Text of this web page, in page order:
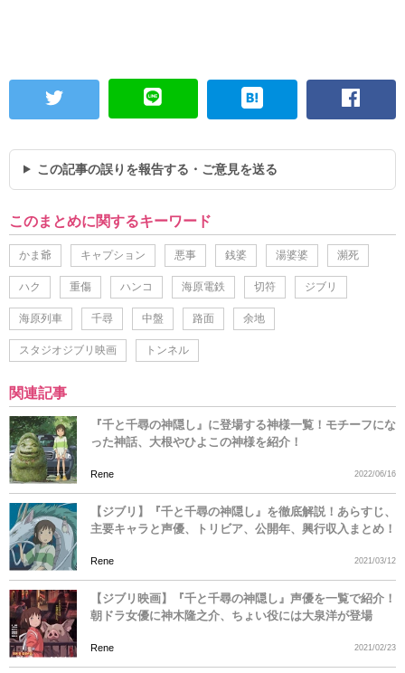
この記事の誤りを報告する・ご意見を送る
このまとめに関するキーワード
かま爺 キャプション 悪事 銭婆 湯婆婆 瀕死
ハク 重傷 ハンコ 海原電鉄 切符 ジブリ
海原列車 千尋 中盤 路面 余地
スタジオジブリ映画 トンネル
関連記事
『千と千尋の神隠し』に登場する神様一覧！モチーフにな
った神話、大根やひよこの神様を紹介！
Rene 2022/06/16
【ジブリ】『千と千尋の神隠し』を徹底解説！あらすじ、
主要キャラと声優、トリビア、公開年、興行収入まとめ！
Rene 2021/03/12
【ジブリ映画】『千と千尋の神隠し』声優を一覧で紹介！
朝ドラ女優に神木隆之介、ちょい役には大泉洋が登場
Rene 2021/02/23